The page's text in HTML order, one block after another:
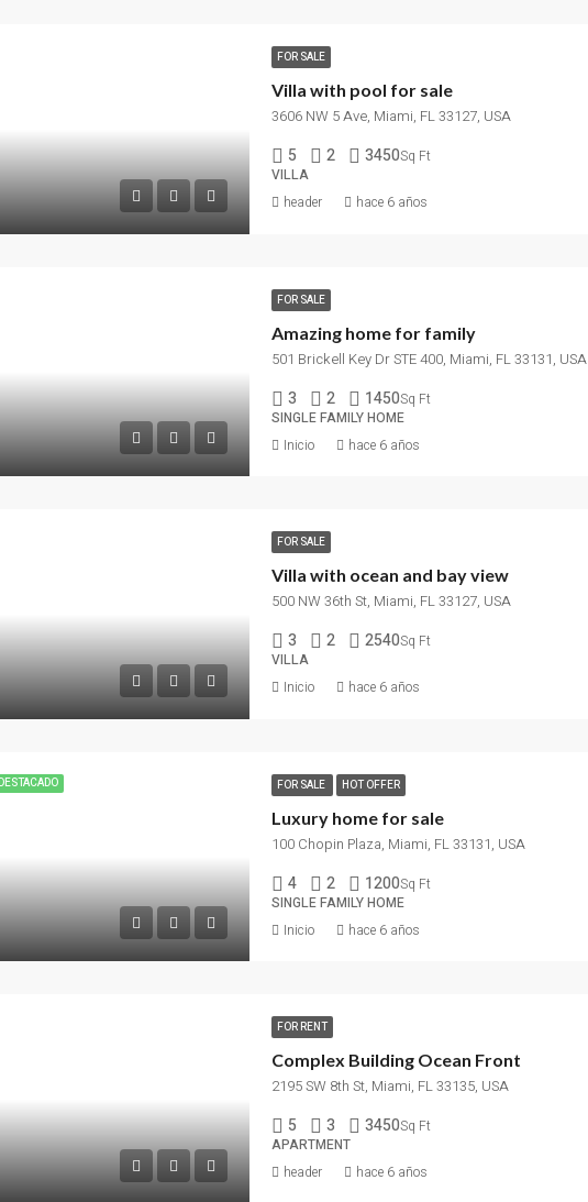
FOR SALE
Villa with pool for sale
3606 NW 5 Ave, Miami, FL 33127, USA
5 2 3450Sq Ft
VILLA
header hace 6 años
FOR SALE
Amazing home for family
501 Brickell Key Dr STE 400, Miami, FL 33131, USA
3 2 1450Sq Ft
SINGLE FAMILY HOME
Inicio hace 6 años
FOR SALE
Villa with ocean and bay view
500 NW 36th St, Miami, FL 33127, USA
3 2 2540Sq Ft
VILLA
Inicio hace 6 años
DESTACADO FOR SALE HOT OFFER
Luxury home for sale
100 Chopin Plaza, Miami, FL 33131, USA
4 2 1200Sq Ft
SINGLE FAMILY HOME
Inicio hace 6 años
FOR RENT
Complex Building Ocean Front
2195 SW 8th St, Miami, FL 33135, USA
5 3 3450Sq Ft
APARTMENT
header hace 6 años